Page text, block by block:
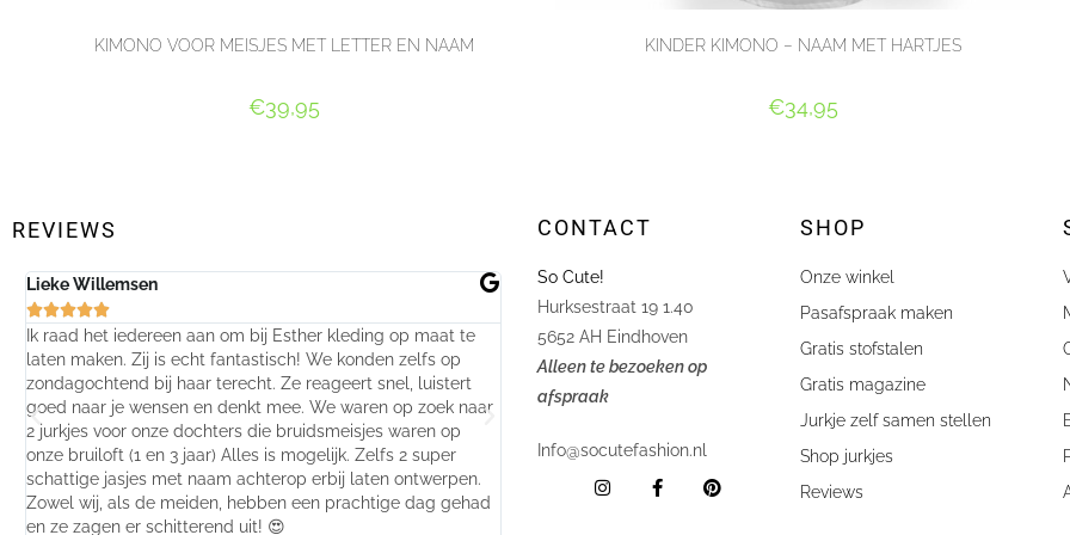
KIMONO VOOR MEISJES MET LETTER EN NAAM
€39,95
KINDER KIMONO – NAAM MET HARTJES
€34,95
REVIEWS
Lieke Willemsen

Ik raad het iedereen aan om bij Esther kleding op maat te
laten maken. Zij is echt fantastisch! We konden zelfs op
zondagochtend bij haar terecht. Ze reageert snel, luistert
goed naar je wensen en denkt mee. We waren op zoek naar
2 jurkjes voor onze dochters die bruidsmeisjes waren op
onze bruiloft (1 en 3 jaar) Alles is mogelijk. Zelfs 2 super
schattige jasjes met naam achterop erbij laten ontwerpen.
Zowel wij, als de meiden, hebben een prachtige dag gehad
en ze zagen er schitterend uit! 😍
Evelien Kraayvanger

Wij hebben bij So Cute! de jurken van onze dochters laten
maken voor onze bruiloft. Esther was erg vriendelijk en
behulpzaam bij het uitkiezen/ontwerpen van de jurken en de
jurken zijn precies naar wens van ons en onze dochters
gemaakt en alles keurig volgens afspraak. Jurken zijn van
mooie kwaliteit en heel netjes afgewerkt. Onze meiden
straalden in hun mooie jurken van So Cute! en kregen veel
complimentjes over hun jurken.
Stephanie
en wens
CONTACT
So Cute!
Hurksestraat 19 1.40
5652 AH Eindhoven
Alleen te bezoeken op
afspraak
Info@socutefashion.nl
SHOP
Onze winkel
Pasafspraak maken
Gratis stofstalen
Gratis magazine
Jurkje zelf samen stellen
Shop jurkjes
Reviews